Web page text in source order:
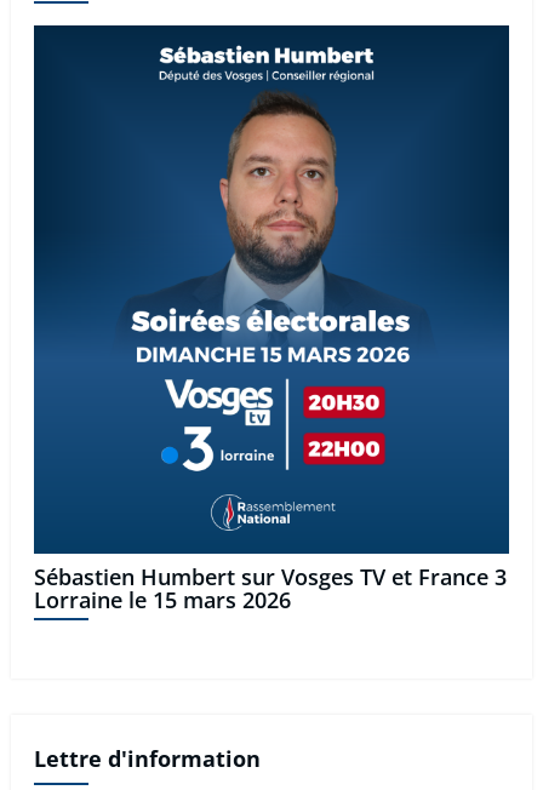
Sébastien Humbert sur Vosges TV et France 3
Lorraine le 15 mars 2026
Lettre d'information